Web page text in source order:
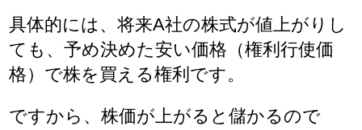
具体的には、将来A社の株式が値上がりし
ても、予め決めた安い価格（権利行使価
格）で株を買える権利です。
ですから、株価が上がると儲かるので